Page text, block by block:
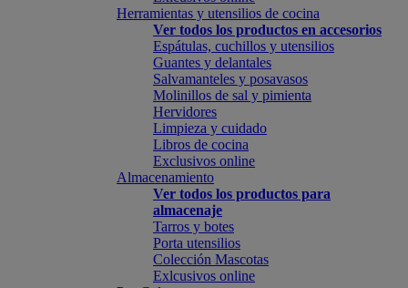
Herramientas y utensilios de cocina
Ver todos los productos en accesorios
Espátulas, cuchillos y utensilios
Guantes y delantales
Salvamanteles y posavasos
Molinillos de sal y pimienta
Hervidores
Limpieza y cuidado
Libros de cocina
Exclusivos online
Almacenamiento
Ver todos los productos para
almacenaje
Tarros y botes
Porta utensilios
Colección Mascotas
Exlcusivos online